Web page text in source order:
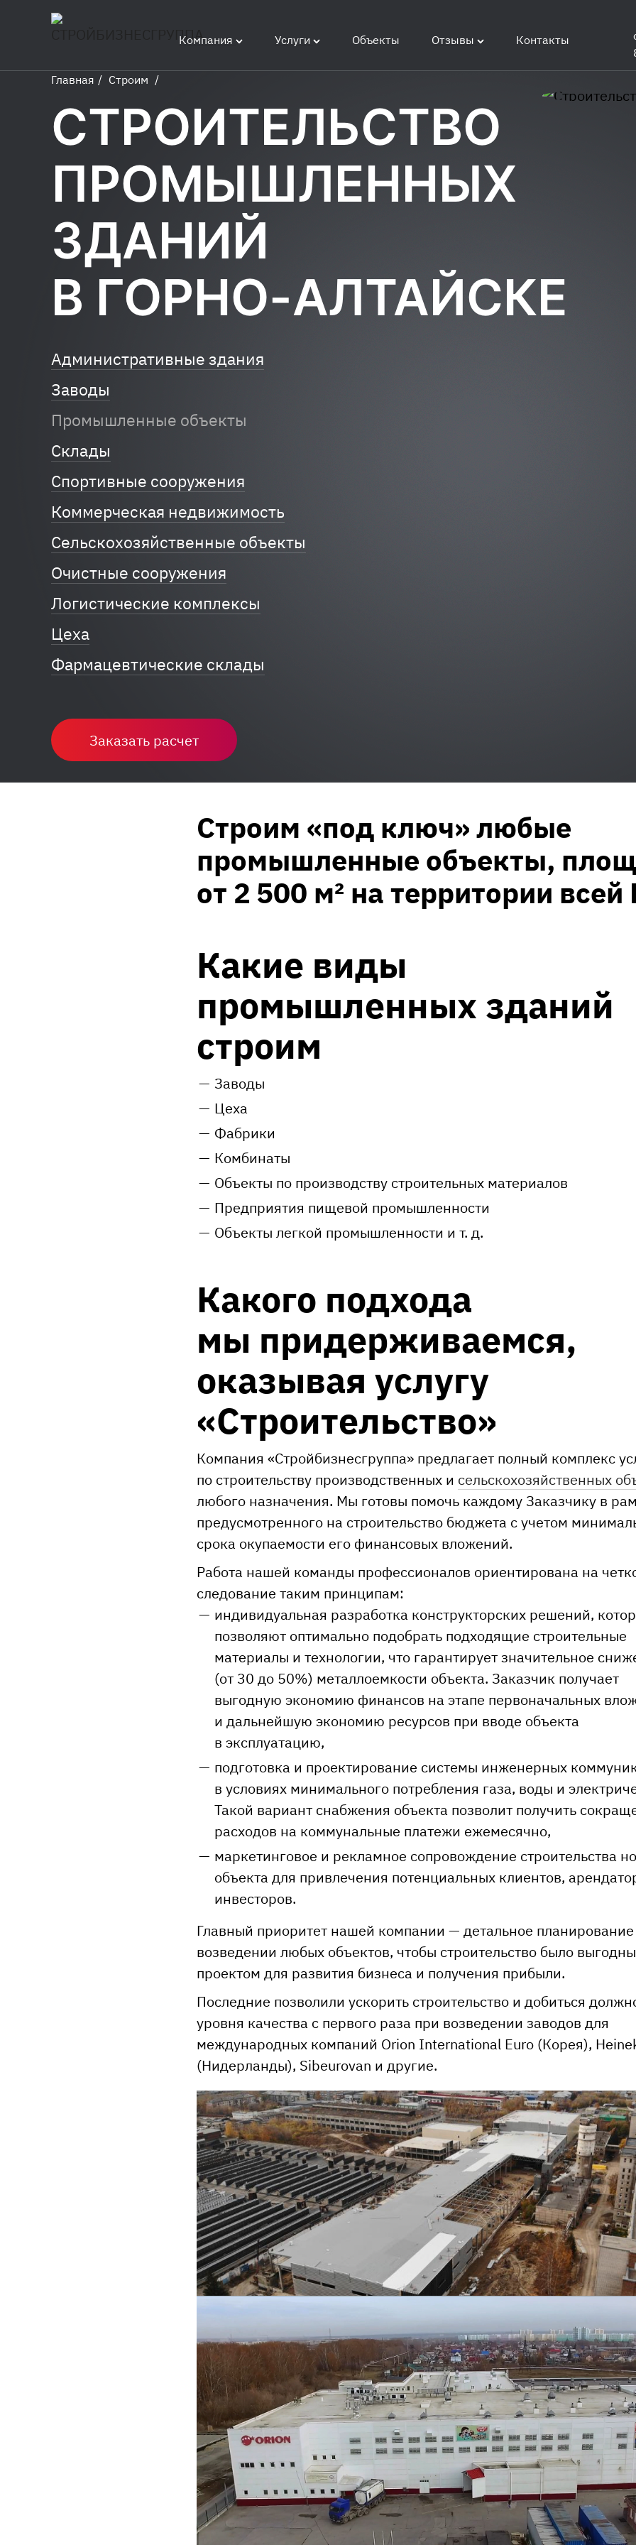
Компания Услуги Объекты Отзывы Контакты
Главная / Строим /
промышленных
зданий
СТРОИТЕЛЬСТВО
ПРОМЫШЛЕННЫХ
ЗДАНИЙ
В ГОРНО-АЛТАЙСКЕ
Административные здания
Заводы
Промышленные объекты
Склады
Спортивные сооружения
Коммерческая недвижимость
Сельскохозяйственные объекты
Очистные сооружения
Логистические комплексы
Цеха
Фармацевтические склады
Заказать расчет
Строим «под ключ» любые
промышленные объекты,
от 2 500 м² на территории
Какие виды
промышленных зданий
строим
Заводы
Цеха
Фабрики
Комбинаты
Объекты по производству строительных материалов
Предприятия пищевой промышленности
Объекты легкой промышленности и т. д.
Какого подхода
мы придерживаемся,
оказывая услугу
«Строительство»
Компания «Стройбизнесгруппа» предлагает полный комплекс
по строительству производственных и сельскохозяйственных
любого назначения. Мы готовы помочь каждому Заказчику в
предусмотренного на строительство бюджета с учетом
срока окупаемости его финансовых вложений.
Работа нашей команды профессионалов ориентирована на
следование таким принципам:
индивидуальная разработка конструкторских решений,
позволяют оптимально подобрать подходящие строительные
материалы и технологии, что гарантирует значительное
(от 30 до 50%) металлоемкости объекта. Заказчик получает
выгодную экономию финансов на этапе первоначальных
и дальнейшую экономию ресурсов при вводе объекта
в эксплуатацию,
подготовка и проектирование системы инженерных
в условиях минимального потребления газа, воды и
Такой вариант снабжения объекта позволит получить
расходов на коммунальные платежи ежемесячно,
маркетинговое и рекламное сопровождение строительства
объекта для привлечения потенциальных клиентов,
инвесторов.
Главный приоритет нашей компании — детальное
возведении любых объектов, чтобы строительство было
проектом для развития бизнеса и получения прибыли.
Последние позволили ускорить строительство и добиться
уровня качества с первого раза при возведении заводов для
международных компаний Orion International Euro (Корея),
(Нидерланды), Sibeurovan и другие.